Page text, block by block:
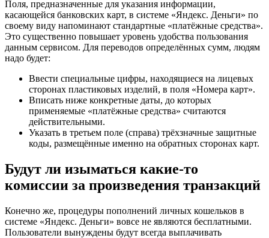
Поля, предназначенные для указания информации,
касающейся банковских карт, в системе «Яндекс. Деньги» по
своему виду напоминают стандартные «платёжные средства».
Это существенно повышает уровень удобства пользования
данным сервисом. Для переводов определённых сумм, людям
надо будет:
Ввести специальные цифры, находящиеся на лицевых
сторонах пластиковых изделий, в поля «Номера карт».
Вписать ниже конкретные даты, до которых
применяемые «платёжные средства» считаются
действительными.
Указать в третьем поле (справа) трёхзначные защитные
коды, размещённые именно на обратных сторонах карт.
Будут ли изыматься какие-то
комиссии за произведения транзакций
Конечно же, процедуры пополнений личных кошельков в
системе «Яндекс. Деньги» вовсе не являются бесплатными.
Пользователи вынуждены будут всегда выплачивать